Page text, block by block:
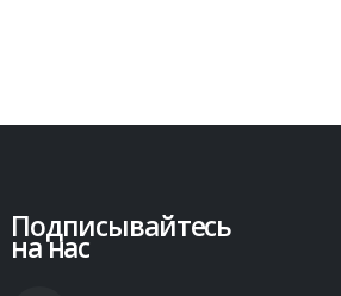
Подписывайтесь
на нас